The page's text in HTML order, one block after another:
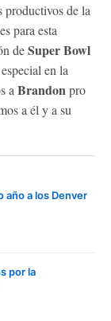
productivos de la
para esta
deSuper Bowl
en la
a Brandonpro
a él y a su
año a los Denver
por la